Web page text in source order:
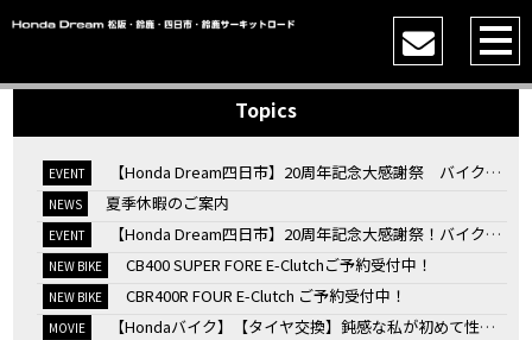
Topics
EVENT 【Honda Dream四日市】20周年記念大感謝祭 バイク女子トークショー
NEWS 夏季休暇のご案内
EVENT 【Honda Dream四日市】20周年記念大感謝祭！バイク女子トークショー
NEW BIKE CB400 SUPER FORE E-Clutchご予約受付中！
NEW BIKE CBR400R FOUR E-Clutch ご予約受付中！
MOVIE 【Hondaバイク】【タイヤ交換】鈍感な私が初めて性能を実感した【三重県】【Honda DREAM】